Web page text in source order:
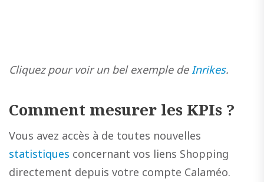
Cliquez pour voir un bel exemple deInrikes.
Comment mesurer les KPIs ?
Vous avez accès à de toutes nouvelles
statistiques concernant vos liens Shopping
directement depuis votre compte Calaméo.